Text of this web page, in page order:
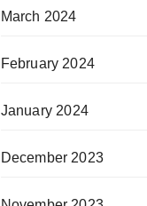
March 2024
February 2024
January 2024
December 2023